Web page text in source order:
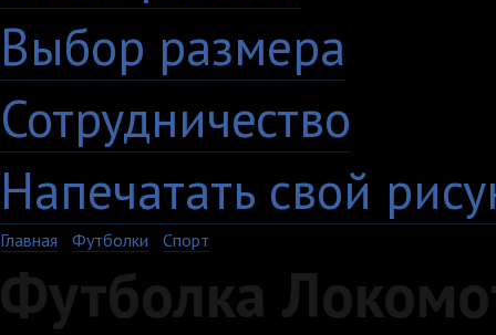
Выбор размера
Сотрудничество
Напечатать свой
Главная Футболки Спорт
Футболка